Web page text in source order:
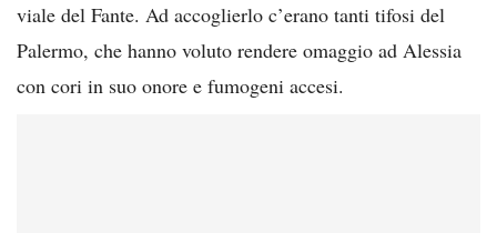
viale del Fante. Ad accoglierlo c’erano tanti tifosi del
Palermo, che hanno voluto rendere omaggio ad Alessia
con cori in suo onore e fumogeni accesi.